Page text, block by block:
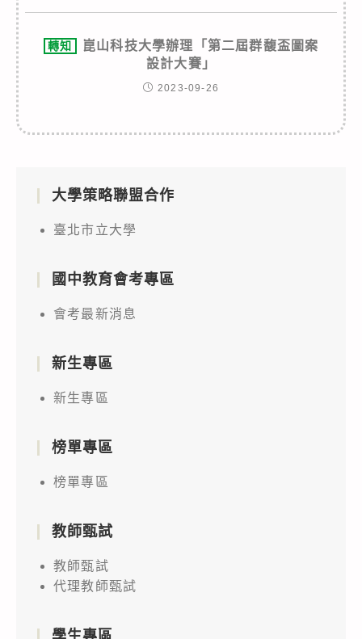
轉知
崑山科技大學辦理「第二屆群馥盃圖案
設計大賽」
2023-09-26
大學策略聯盟合作
臺北市立大學
國中教育會考專區
會考最新消息
新生專區
新生專區
榜單專區
榜單專區
教師甄試
教師甄試
代理教師甄試
學生專區